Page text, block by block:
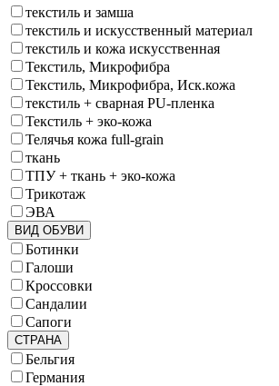
текстиль и замша
текстиль и искусственный материал
текстиль и кожа искусственная
Текстиль, Микрофибра
Текстиль, Микрофибра, Иск.кожа
текстиль + сварная PU-пленка
Текстиль + эко-кожа
Телячья кожа full-grain
ткань
ТПУ + ткань + эко-кожа
Трикотаж
ЭВА
ВИД ОБУВИ
Ботинки
Галоши
Кроссовки
Сандалии
Сапоги
СТРАНА
Бельгия
Германия